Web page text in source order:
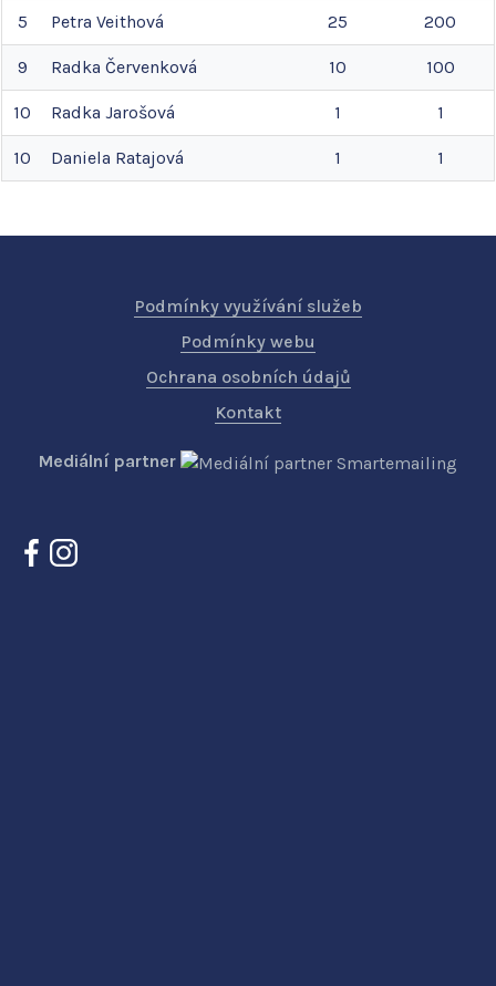
5 Petra Veithová 25 200
9 Radka Červenková 10 100
10 Radka Jarošová 1 1
10 Daniela Ratajová 1 1
Podmínky využívání služeb
Podmínky webu
Ochrana osobních údajů
Kontakt
Mediální partner